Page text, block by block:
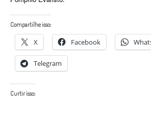
Compartilhe isso:
X Facebook
Telegram
Curtir isso: